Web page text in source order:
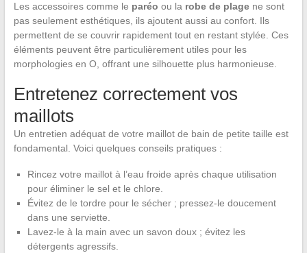
Les accessoires comme le paréo ou la robe de plagene sont
pas seulement esthétiques, ils ajoutent aussi au confort. Ils
permettent de se couvrir rapidement tout en restant stylée. Ces
éléments peuvent être particulièrement utiles pour les
morphologies en O, offrant une silhouette plus harmonieuse.
Entretenez correctement vos
maillots
Un entretien adéquat de votre maillot de bain de petite taille est
fondamental. Voici quelques conseils pratiques :
Rincez votre maillot à l’eau froide après chaque utilisation
pour éliminer le sel et le chlore.
Évitez de le tordre pour le sécher ; pressez-le doucement
dans une serviette.
Lavez-le à la main avec un savon doux ; évitez les
détergents agressifs.